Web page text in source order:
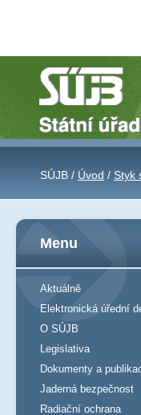
SÚJB / Úvod / Styk
Menu
Aktuálně
Elektronická úřední
O SÚJB
Legislativa
Dokumenty a
Jaderná bezpečnost
Radiační ochrana